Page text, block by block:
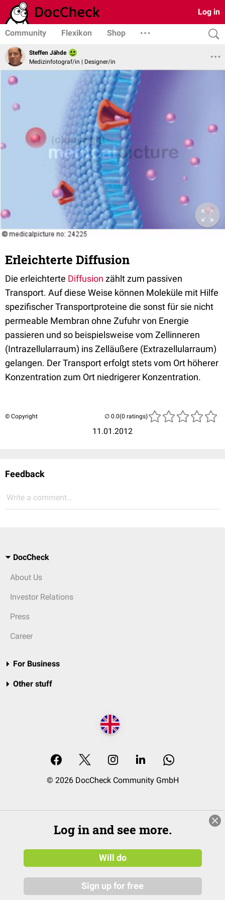
Log in
Community Flexikon Shop
Steffen Jähde
Medizinfotograf/in | Designer/in
Erleichterte Diffusion
Die erleichterte Diffusion zählt zum passiven
Transport. Auf diese Weise können Moleküle mit Hilfe
spezifischer Transportproteine die sonst für sie nicht
permeable Membran ohne Zufuhr von Energie
passieren und so beispielsweise vom Zellinneren
(Intrazellularraum) ins Zelläußere (Extrazellularraum)
gelangen. Der Transport erfolgt stets vom Ort höherer
Konzentration zum Ort niedrigerer Konzentration.
© Copyright
11.01.2012
(0 ratings)
Feedback
Write a comment...
DocCheck
About Us
Investor Relations
Press
Career
For Business
Other stuff
© 2026 DocCheck Community GmbH
Log in and see more.
Will do
Sign up for free